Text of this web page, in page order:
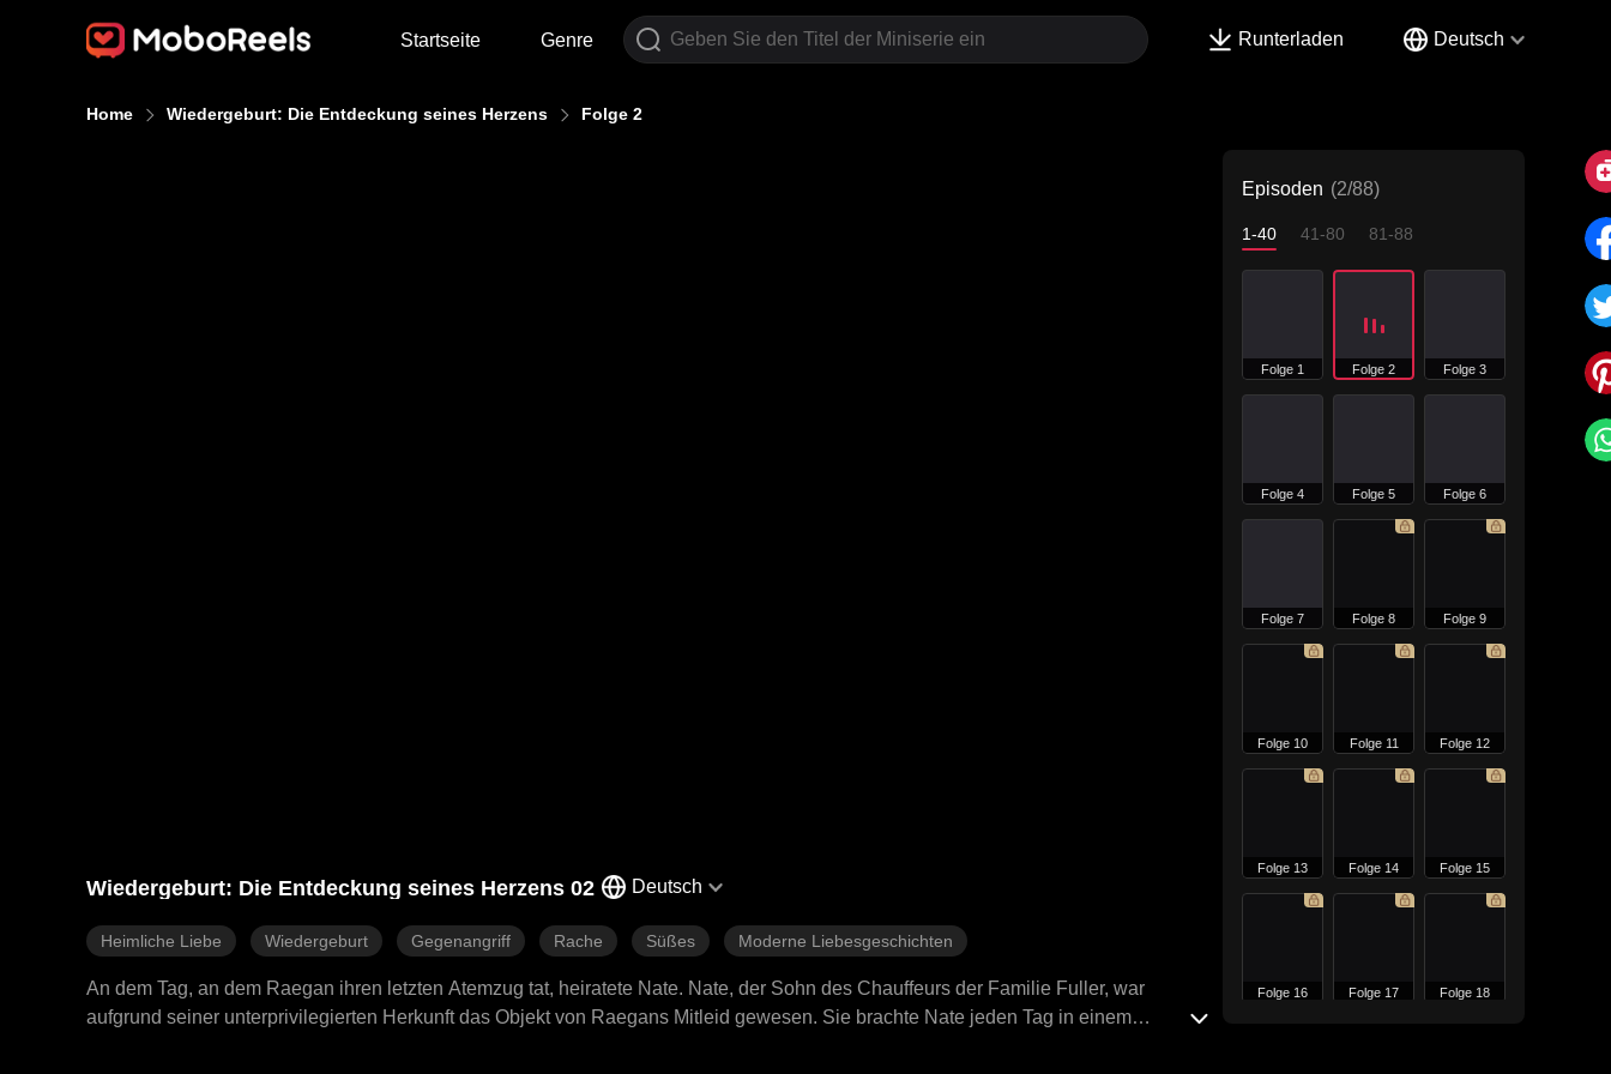
Startseite Genre Runterladen Deutsch
Home Wiedergeburt: Die Entdeckung seines Herzens Folge 2
Wiedergeburt: Die Entdeckung seines Herzens 02 Deutsch
Heimliche Liebe Wiedergeburt Gegenangriff Rache Süßes Moderne Liebesgeschichten
An dem Tag, an dem Raegan ihren letzten Atemzug tat, heiratete Nate. Nate, der Sohn des Chauffeurs der Familie Fuller, war
aufgrund seiner unterprivilegierten Herkunft das Objekt von Raegans Mitleid gewesen. Sie brachte Nate jeden Tag in einem
Episoden (2/88)
1-40 41-80 81-88
Folge 1 Folge 2 Folge 3
Folge 4 Folge 5 Folge 6
Folge 7 Folge 8 Folge 9
Folge 10 Folge 11 Folge 12
Folge 13 Folge 14 Folge 15
Folge 16 Folge 17 Folge 18